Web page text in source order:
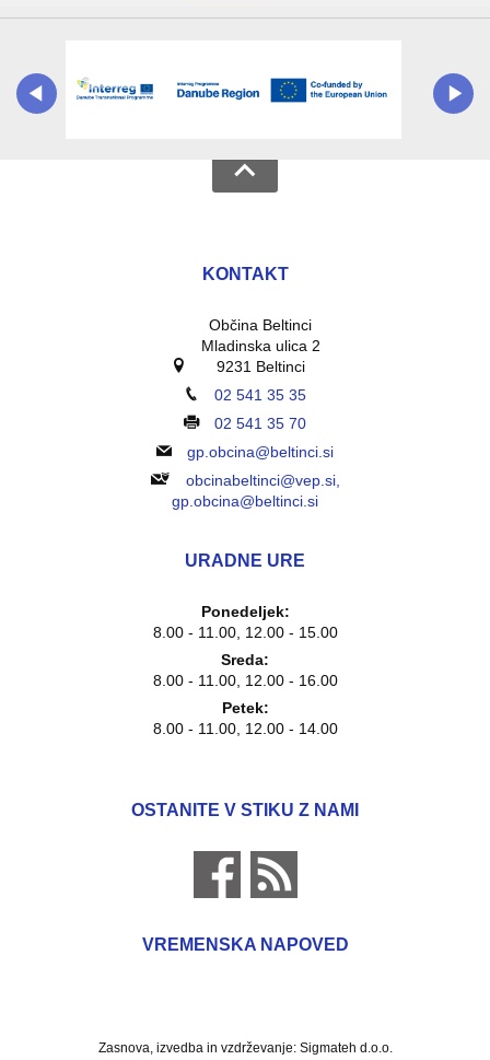
KONTAKT
Občina Beltinci
Mladinska ulica 2
9231 Beltinci
02 541 35 35
02 541 35 70
gp.obcina@beltinci.si
obcinabeltinci@vep.si,
gp.obcina@beltinci.si
URADNE URE
Ponedeljek:
8.00 - 11.00, 12.00 - 15.00
Sreda:
8.00 - 11.00, 12.00 - 16.00
Petek:
8.00 - 11.00, 12.00 - 14.00
OSTANITE V STIKU Z NAMI
VREMENSKA NAPOVED
Zasnova, izvedba in vzdrževanje: Sigmateh d.o.o.